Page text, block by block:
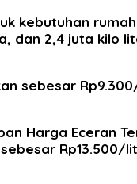
kebutuhan
dan 2,4 juta kilo
sebesar
Harga Eceran
Rp13.500/